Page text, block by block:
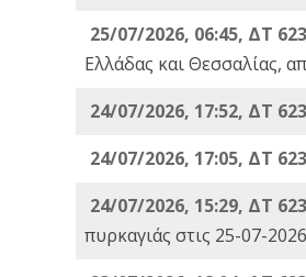
25/07/2026, 06:45, ΔΤ
Ελλάδας και Θεσσαλίας,
24/07/2026, 17:52, ΔΤ
24/07/2026, 17:05, ΔΤ
24/07/2026, 15:29, ΔΤ
πυρκαγιάς στις 25-07-2026